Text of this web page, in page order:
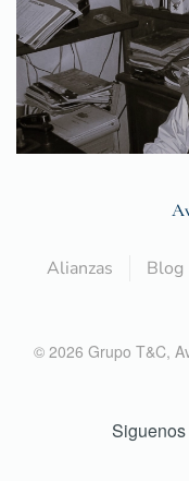
Alianzas Blog
© 2026 Grupo T&C,
Siguenos